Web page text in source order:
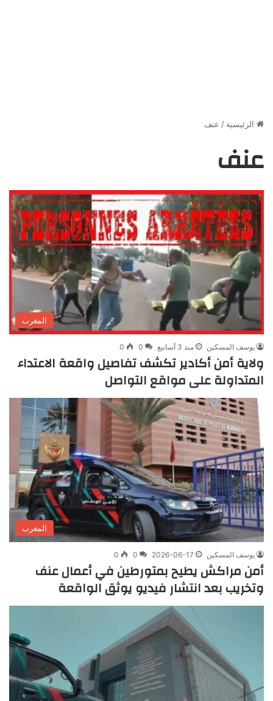
الرئيسية / عنف
عنف
المغرب
يوسف المسكين منذ 3 أسابيع 0
0
ولاية أمن أكادير تكشف تفاصيل واقعة الاعتداء
المتداولة على مواقع التواصل
المغرب
يوسف المسكين 2026-06-17
0
0
أمن مراكش يطيح بمتورطين في أعمال عنف
وتخريب بعد انتشار فيديو يوثق الواقعة